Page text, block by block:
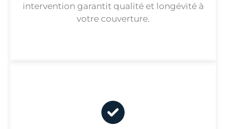
intervention garantit qualité et longévité à
votre couverture.